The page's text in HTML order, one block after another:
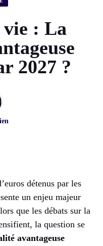
vie : La
2027 ?
détenus par les
un enjeu majeur
que les débats sur la
la question se
avantageuse